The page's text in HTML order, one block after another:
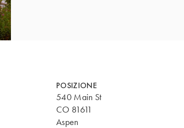
POSIZIONE
540 Main St
CO 81611
Aspen